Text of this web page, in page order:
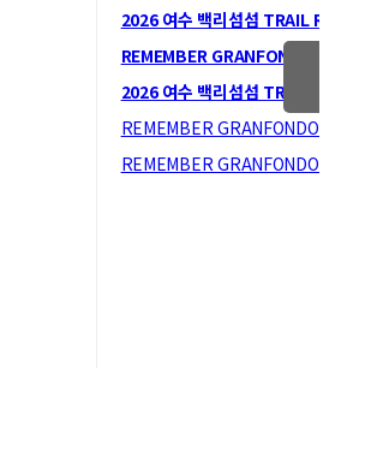
2026 여수 백리섬섬 TRAIL RUN 미접…
REMEMBER GRANFONDO : 1001…
2026 여수 백리섬섬 TRAIL RUN 단체…
REMEMBER GRANFONDO : 8.15…
REMEMBER GRANFONDO : 6.25…